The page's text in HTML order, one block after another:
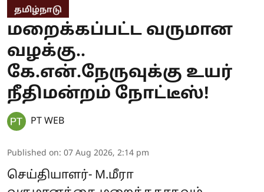
தமிழ்நாடு
மறைக்கப்பட்ட வருமான
வழக்கு..
கே.என்.நேருவுக்கு உயர்
நீதிமன்றம் நோட்டீஸ்!
PT WEB
Published on: 07 Aug 2026, 2:14 pm
செய்தியாளர்- M.மீரா